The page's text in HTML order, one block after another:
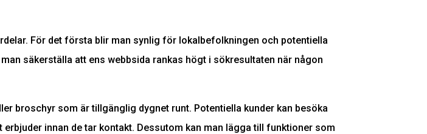
För det första blir man synlig för lokalbefolkningen och potentiella
säkerställa att ens webbsida rankas högt i sökresultaten när någon
broschyr som är tillgänglig dygnet runt. Potentiella kunder kan besöka
innan de tar kontakt. Dessutom kan man lägga till funktioner som